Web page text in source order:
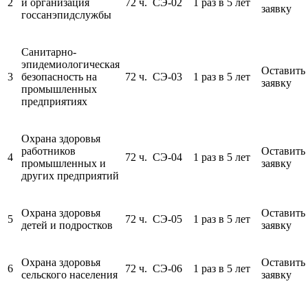
2
и организация
госсанэпидслужбы
72 ч. СЭ-02 1 раз в 5 лет
заявку
3
Санитарно-
эпидемиологическая
безопасность на
промышленных
предприятиях
72 ч. СЭ-03 1 раз в 5 лет
Оставить
заявку
4
Охрана здоровья
работников
промышленных и
других предприятий
72 ч. СЭ-04 1 раз в 5 лет
Оставить
заявку
5
Охрана здоровья
детей и подростков
72 ч. СЭ-05 1 раз в 5 лет
Оставить
заявку
6
Охрана здоровья
сельского населения
72 ч. СЭ-06 1 раз в 5 лет
Оставить
заявку